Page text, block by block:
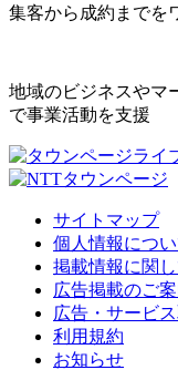
集客から成約までを
地域のビジネスやマ
で事業活動を支援
サイトマップ
個人情報につ
掲載情報に関
広告掲載のご
広告・サービ
利用規約
お知らせ